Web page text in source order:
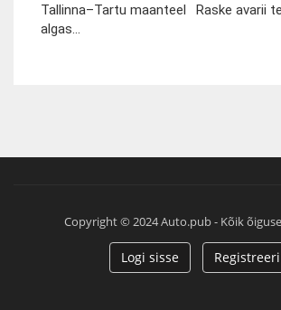
Tallinna–Tartu maanteel
algas...
Raske avarii
Copyright © 2024 Auto.pub - Kõik
Logi sisse Registreeri